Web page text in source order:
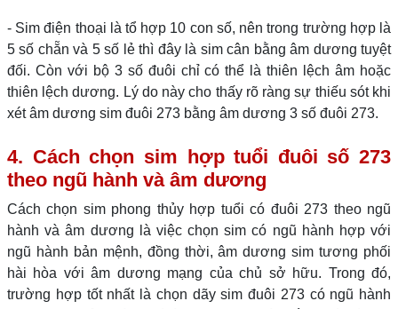
- Sim điện thoại là tổ hợp 10 con số, nên trong trường hợp là
5 số chẵn và 5 số lẻ thì đây là sim cân bằng âm dương tuyệt
đối. Còn với bộ 3 số đuôi chỉ có thể là thiên lệch âm hoặc
thiên lệch dương. Lý do này cho thấy rõ ràng sự thiếu sót khi
xét âm dương sim đuôi 273 bằng âm dương 3 số đuôi 273.
4. Cách chọn sim hợp tuổi đuôi số 273
theo ngũ hành và âm dương
Cách chọn sim phong thủy hợp tuổi có đuôi 273 theo ngũ
hành và âm dương là việc chọn sim có ngũ hành hợp với
ngũ hành bản mệnh, đồng thời, âm dương sim tương phối
hài hòa với âm dương mạng của chủ sở hữu. Trong đó,
trường hợp tốt nhất là chọn dãy sim đuôi 273 có ngũ hành